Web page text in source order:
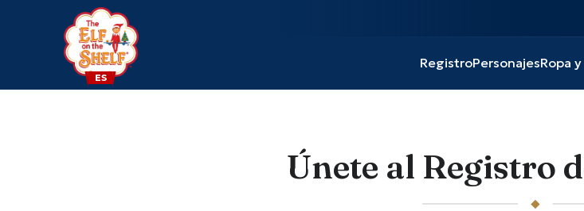
ES
RegistroPersonajesRopa
Únete al Registro